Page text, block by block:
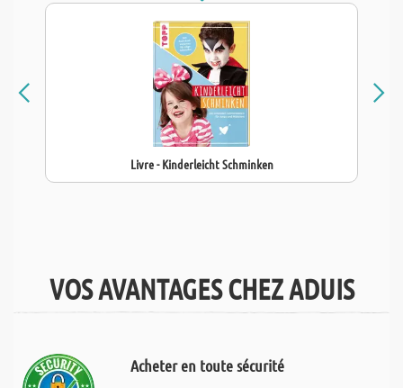
Livre - Kinderleicht Schminken
VOS AVANTAGES CHEZ ADUIS
Acheter en toute sécurité